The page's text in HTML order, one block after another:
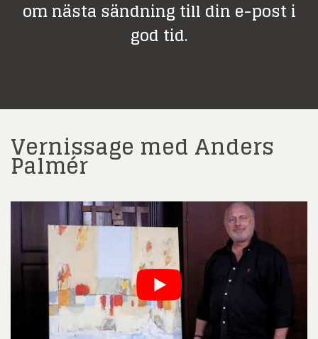
om nästa sändning till din e-post i
god tid.
Vernissage med Anders
Palmér